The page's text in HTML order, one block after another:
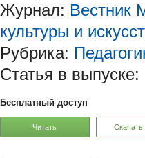
Журнал: Вестник
культуры и
Рубрика:
Статья в выпуске:
Бесплатный доступ
Читать Скачать